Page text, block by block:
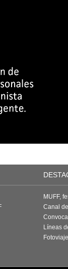
MUFF,
Canal
Líneas
Fotoviaje